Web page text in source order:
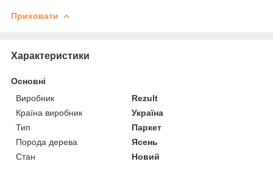
Приховати
Характеристики
Основні
Виробник
Rezult
Країна виробник
Україна
Тип
Паркет
Порода дерева
Ясень
Стан
Новий